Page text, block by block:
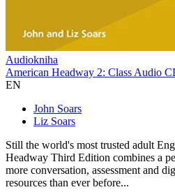
Audiokniha
American Headway 2: Class Audio
EN
John Soars
Liz Soars
Still the world's most trusted adult
Headway Third Edition combines a
more conversation, assessment and
resources than ever before...